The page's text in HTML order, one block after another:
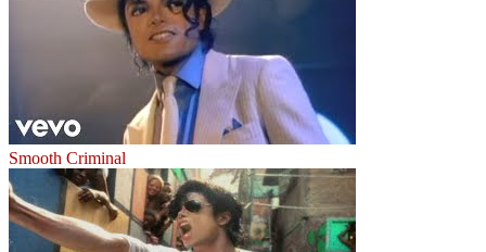
Smooth Criminal